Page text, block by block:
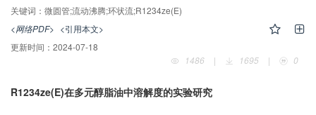
与换热的影响，经验证，计算结果与已有实验结果吻合较好，此外还研究了不
同因素对环状流区域表面传热系数与压降的影响。模拟结果表明：在流动起始
区域，截面液膜厚度的分布受重力作用影响，随着流动沸腾过程的进行，该影
响作用开始减弱，且有重力作用时的环状流平均表面传热系数高于无重力作用
时的环状流平均表面传热系数，随着重力加速度的增加，环状流的平均表面传
着管径增大，表面传热系数与压降均随之减小。
关键词： 微圆管;流动沸腾;环状流;R1234ze(E)
<网络PDF> <引用本文>
更新时间： 2024-07-18
1486
| 1695 | 0
R1234ze(E)在多元醇脂油中溶解度的实验研究